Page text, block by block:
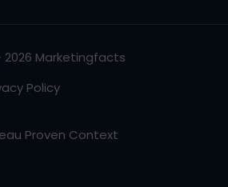
Marketingfacts
Policy
Proven Context